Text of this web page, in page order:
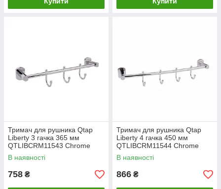
Тримач для рушника Qtap
Liberty 3 гачка 365 мм
QTLIBCRM11543 Chrome
В наявності
758 ₴
Тримач для рушника Qtap
Liberty 4 гачка 450 мм
QTLIBCRM11544 Chrome
В наявності
866 ₴